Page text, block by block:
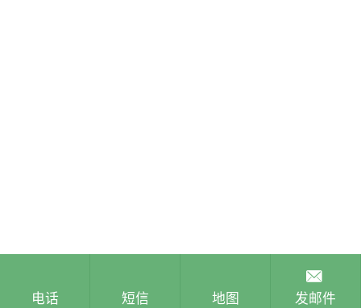
电话 短信 地图 发邮件